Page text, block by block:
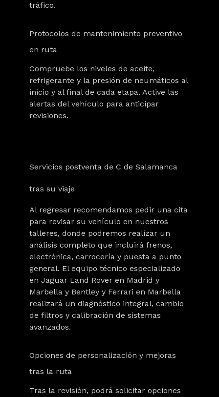
tráfico.
Protocolos de mantenimiento preventivo
en ruta
Compruebe los niveles de aceite,
refrigerante y la presión de neumáticos al
inicio y al final de cada etapa. Active las
alertas del vehículo para anticipar
revisiones.
Servicios postventa de C de Salamanca
tras su viaje
Al regresar recomendamos pedir una cita
para revisar su vehículo en nuestros
talleres, donde podremos realizar un
análisis completo que incluirá frenos,
electrónica, carrocería y puesta a punto
general. El equipo técnico especializado
en Jaguar Land Rover en Madrid y
Marbella y Bentley y Ferrari en Marbella
realizará un diagnóstico integral, cambio
de filtros y calibración de sistemas
avanzados.
Opciones de personalización y mejoras
tras la ruta
Tras la revisión, podrá solicitar opciones